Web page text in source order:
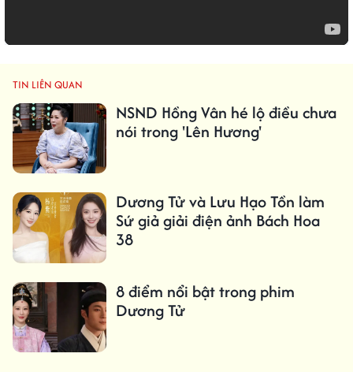
TIN LIÊN QUAN
NSND Hồng Vân hé lộ điều chưa
nói trong 'Lên Hương'
Dương Tử và Lưu Hạo Tồn làm
Sứ giả giải điện ảnh Bách Hoa
38
8 điểm nổi bật trong phim
Dương Tử